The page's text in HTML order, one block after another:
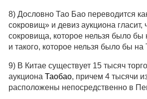
8) Дословно Тао Бао переводится
сокровищ» и девиз аукциона гласит,
сокровища, которое нельзя было бы
и такого, которое нельзя было бы
9) В Китае существует 15 тысяч
аукциона Таобао, причем 4 тысячи
расположены непосредственно в